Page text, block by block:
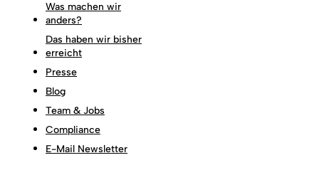
Was machen wir
anders?
Das haben wir bisher
erreicht
Presse
Blog
Team & Jobs
Compliance
E-Mail Newsletter